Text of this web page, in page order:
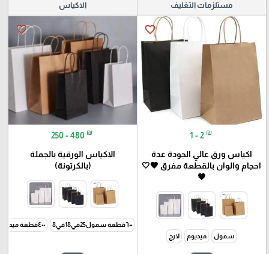
مستلزمات التغليف
favorite_border
1 - 2 ₪
اكياس ورق عالي الجودة عدة
احجام والوان بالقطعة مفرق 🖤🤍
🤎
سمول ميديوم لارج
الاكياس
favorite_border
250 - 480 ₪
الاكياس الورقية بالجملة
(بالكرتونة)
٦٠٠قطعة سمول25في18في8 ٤٠٠قطعة ميديوم31في25في12